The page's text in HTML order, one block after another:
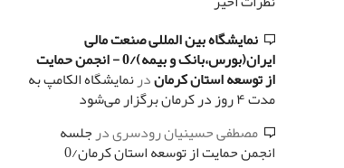
نمایشگاه بین المللی صنعت مالی
ایران(بورس،بانک و بیمه)/0 - انجمن حمایت
از توسعه استان کرماندرنمایشگاه الکامپ به
مدت ۴ روز در کرمان برگزار می‌شود
مصطفی حسینیان رودسریدرجلسه
انجمن حمایت از توسعه استان کرمان/0